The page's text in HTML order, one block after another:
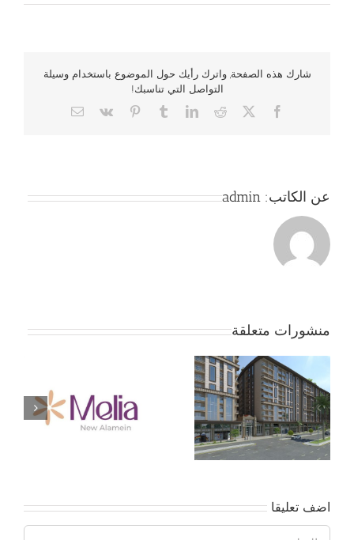
شارك هذه الصفحة, واترك رأيك حول الموضوع باستخدام وسيلة
التواصل التي تناسبك!
Facebook
X
Reddit
LinkedIn
Tumblr
Pinterest
Vk
Email
عن الكاتب: admin
منشورات متعلقة
جمعية بداية – الموقف
الان … لا تفاوض إلا بعد
اضف تعليقا
تعليق